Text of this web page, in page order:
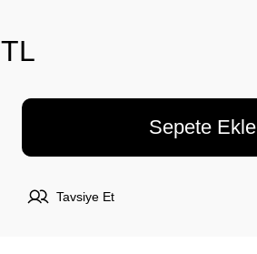
Sepete Ekle
Tavsiye Et